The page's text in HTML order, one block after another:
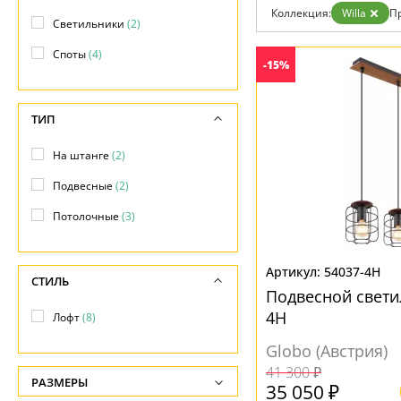
Отзывы
Дизайнерам
Контакты
Современный
Флористика
Хай тек
Коллекция: Willa
-15%
54037-4H
Подвесной
4H
Globo (Австрия)
41 300 ₽
35 050 ₽
Светильники (2)
Споты(4)
ТИП
На штанге(2)
Подвесные(2)
Потолочные(3)
СТИЛЬ
Лофт(8)
РАЗМЕРЫ